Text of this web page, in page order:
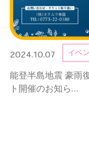
2024.10.07 イベ
能登半島地震 豪雨
ト開催のお知ら…